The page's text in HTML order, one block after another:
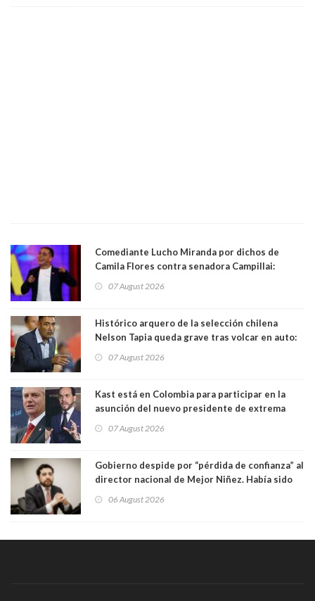
Comediante Lucho Miranda por dichos de
Camila Flores contra senadora Campillai:
forma de quitar dignidad"
07 August 2026
Histórico arquero de la selección chilena
Nelson Tapia queda grave tras volcar en auto:
07 August 2026
Kast está en Colombia para participar en la
asunción del nuevo presidente de extrema
07 August 2026
Gobierno despide por “pérdida de confianza” al
director nacional de Mejor Niñez. Había sido
06 August 2026